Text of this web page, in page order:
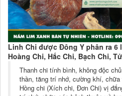
Linh Chi được Đông Y phân ra 6
Hoàng Chi, Hắc Chi, Bạch Chi,
Thanh chi tính bình, không độc
thần, tăng trí nhớ, cường khí,
Hồng chi (Xích chi, Đơn Chi) vị